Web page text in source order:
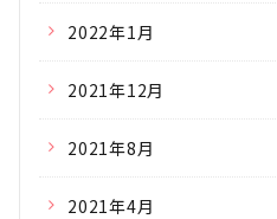
2022年1月
2021年12月
2021年8月
2021年4月